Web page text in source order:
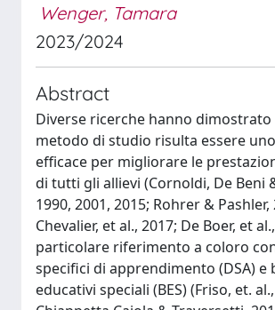
Wenger, Tamara
2023/2024
Abstract
Diverse ricerche hanno dimostrato
metodo di studio risulta essere
efficace per migliorare le
di tutti gli allievi (Cornoldi, De Beni
1990, 2001, 2015; Rohrer & Pashler,
Chevalier, et al., 2017; De Boer, et
particolare riferimento a coloro
specifici di apprendimento (DSA) e
educativi speciali (BES) (Friso, et.